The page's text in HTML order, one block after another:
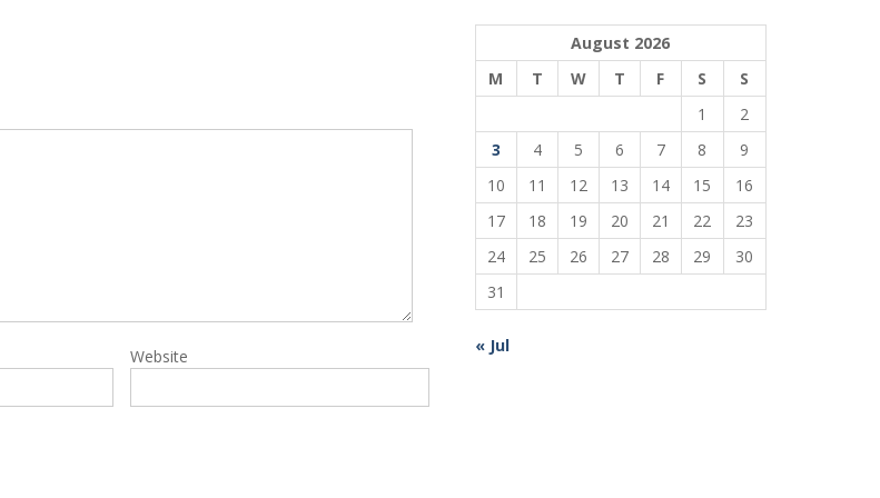
Website
August 2026
M
T W T F S
S
1
2
3
4 5 6 7 8
9
10
11 12 13 14 15
16
17
18 19 20 21 22
23
24
25 26 27 28 29
30
31
« Jul